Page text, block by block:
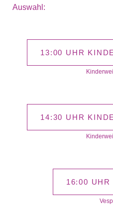
Auswahl:
13:00 UHR
14:30 UHR
16:00 UHR